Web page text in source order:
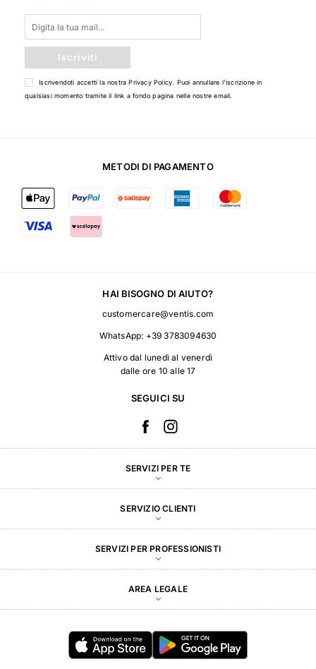
Iscriviti
Iscrivendoti accetti la nostraPrivacy Policy . Puoi annullare l'iscrizione in
qualsiasi momento tramite il link a fondo pagina nelle nostre email.
METODI DI PAGAMENTO
HAI BISOGNO DI AIUTO?
customercare@ventis.com
WhatsApp: +39 3783094630
Attivo dal lunedì al venerdì
dalle ore 10 alle 17
SEGUICI SU
SERVIZI PER TE
SERVIZIO CLIENTI
SERVIZI PER PROFESSIONISTI
AREA LEGALE